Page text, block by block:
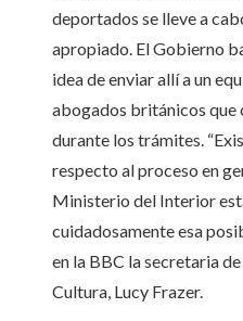
deportados se lleve a
apropiado. El Gobierno
idea de enviar allí a un
abogados británicos que
durante los trámites.
respecto al proceso en
Ministerio del Interior
cuidadosamente esa
en la BBC la secretaria
Cultura, Lucy Frazer.